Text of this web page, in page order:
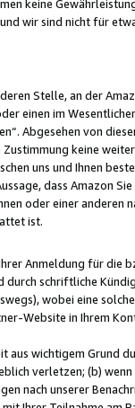
keine
wir sind nicht für
Stelle, an der
einen im
Abgesehen von
keine
uns und Ihnen
dass Amazon
oder einer
ist.
Anmeldung für die
schriftliche
wobei eine
Website in Ihrem
aus wichtigem Grund
verletzen; (b)
nach unserer